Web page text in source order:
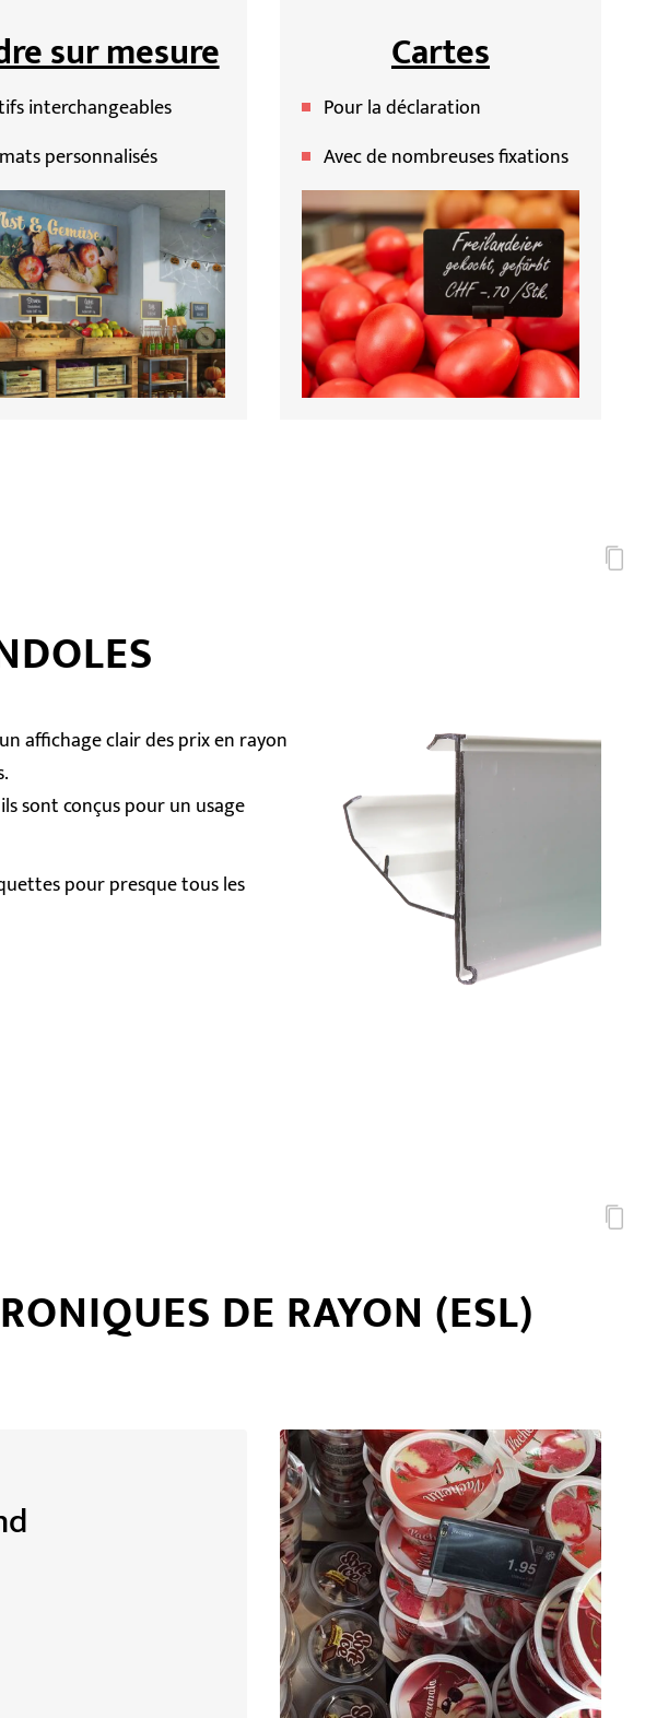
sur mesure
interchangeables
personnalisés
Cartes
Pour la déclaration
Avec de nombreuses fixations
affichage clair des prix en rayon
sont conçus pour un usage
pour presque tous les
DE RAYON (ESL)